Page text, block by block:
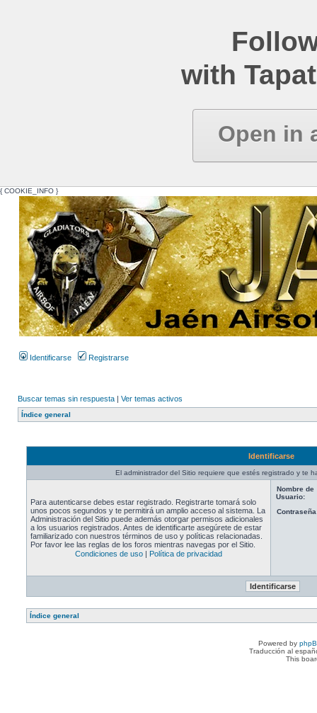
with
Open in
{ COOKIE_INFO }
Identificarse Registrarse
Buscar temas sin respuesta | Ver temas activos
Índice general
Identificarse
El administrador del Sitio requiere que estés registrado y te
Para autenticarse debes estar registrado. Registrarte tomará solo
unos pocos segundos y te permitirá un amplio acceso al sistema. La
Administración del Sitio puede además otorgar permisos adicionales
a los usuarios registrados. Antes de identificarte asegúrete de estar
familiarizado con nuestros términos de uso y políticas relacionadas.
Por favor lee las reglas de los foros mientras navegas por el Sitio.
Condiciones de uso | Política de privacidad
Nombre de
Usuario:
Índice general
Powered by
Traducción al
This